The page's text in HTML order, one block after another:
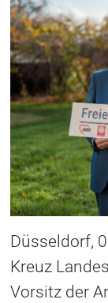
Düsseldorf,
Kreuz
Vorsitz der